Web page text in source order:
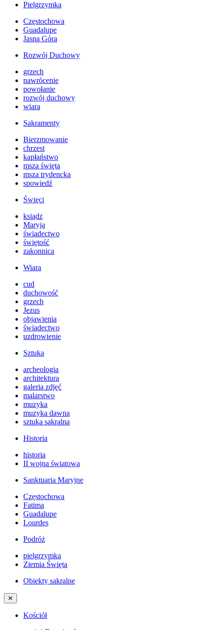
Pielgrzymka
Częstochowa
Guadalupe
Jasna Góra
Rozwój Duchowy
grzech
nawrócenie
powołanie
rozwój duchowy
wiara
Sakramenty
Bierzmowanie
chrzest
kapłaństwo
msza święta
msza trydencka
spowiedź
Święci
ksiądz
Maryja
świadectwo
świętość
zakonnica
Wiara
cud
duchowość
grzech
Jezus
objawienia
świadectwo
uzdrowienie
Sztuka
archeologia
architektura
galeria zdjęć
malarstwo
muzyka
muzyka dawna
sztuka sakralna
Historia
historia
II wojna światowa
Sanktuaria Maryjne
Częstochowa
Fatima
Guadalupe
Lourdes
Podróż
pielgrzymka
Ziemia Święta
Obiekty sakralne
✕
Kościół